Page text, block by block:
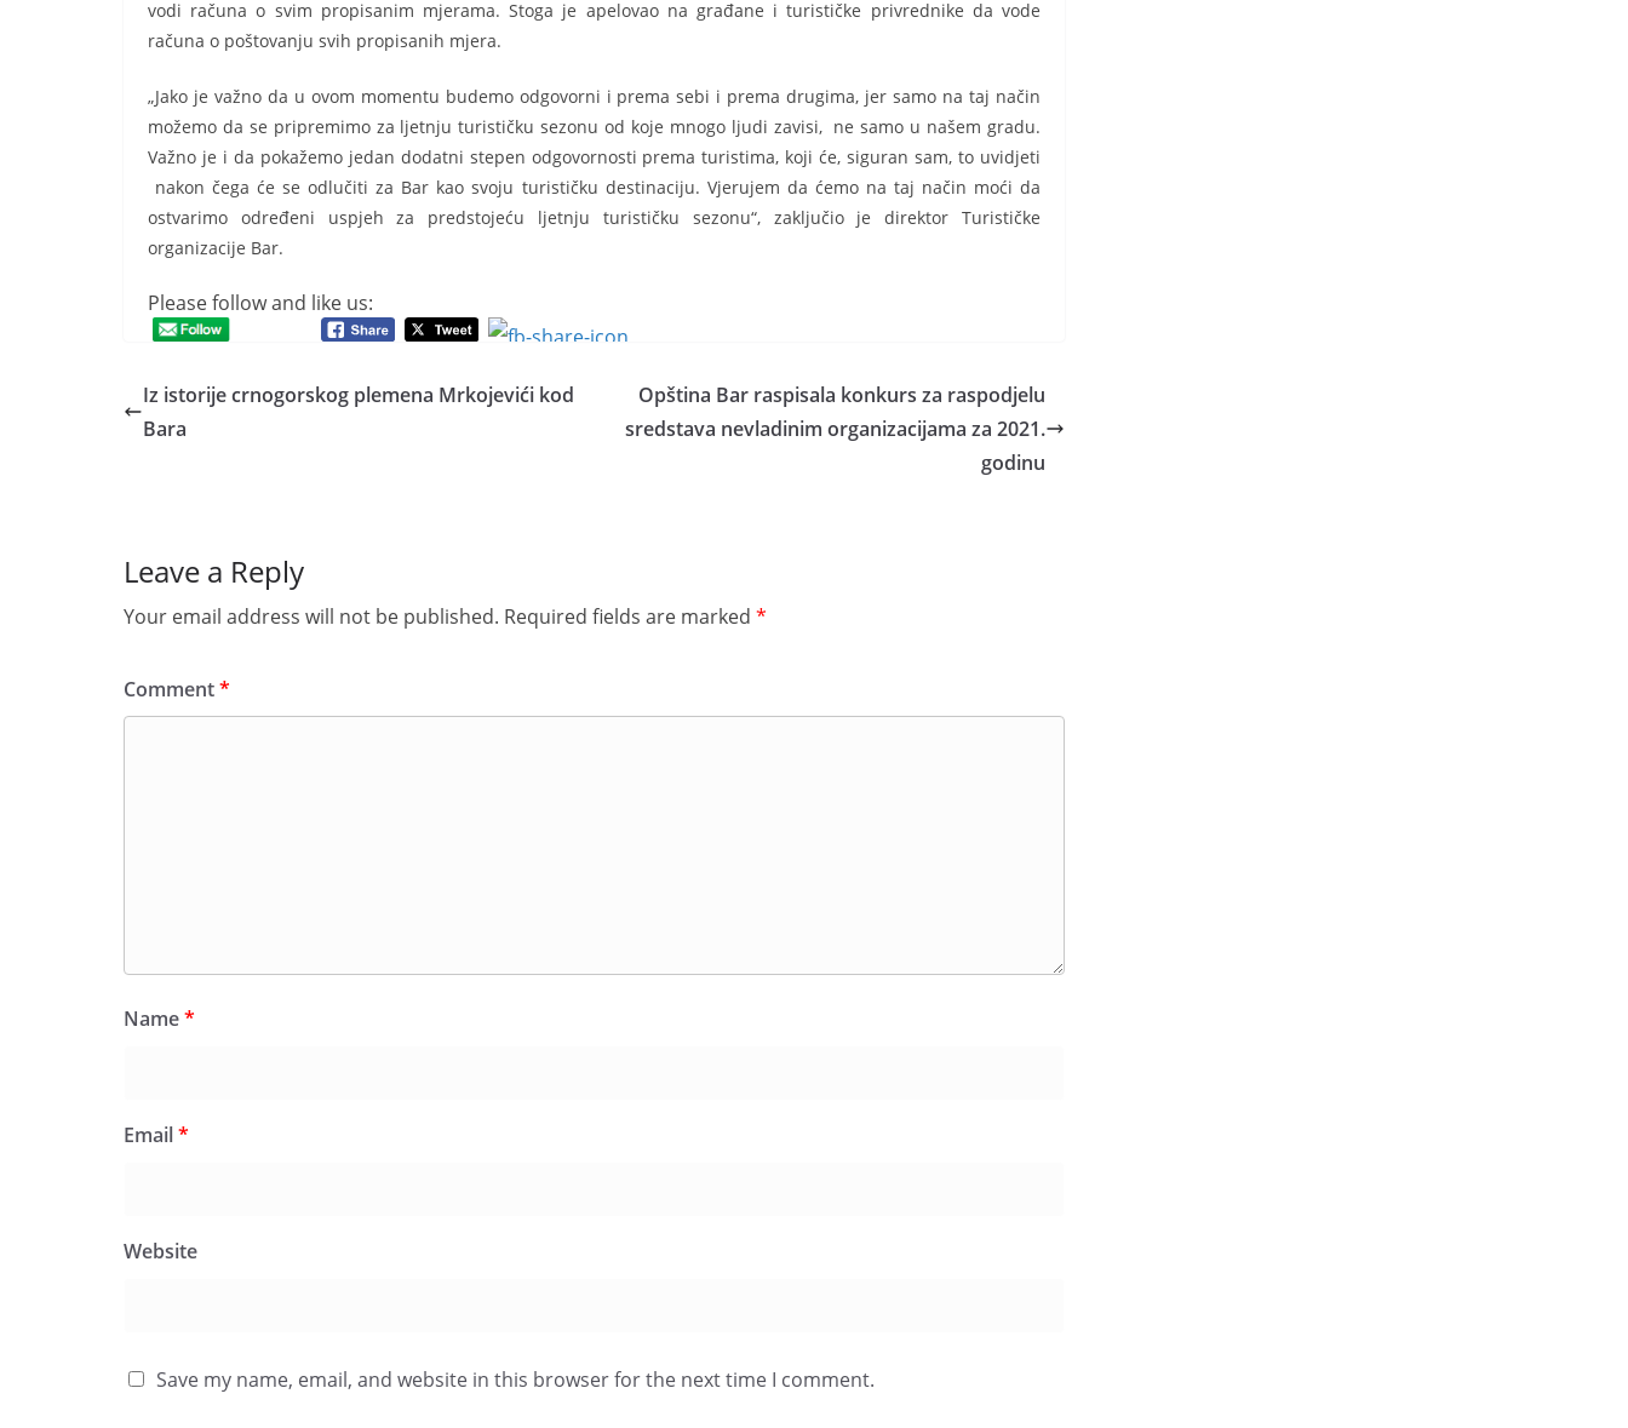
vodi računa o svim propisanim mjerama. Stoga je apelovao na građane i turističke privrednike da vode
računa o poštovanju svih propisanih mjera.
„Jako je važno da u ovom momentu budemo odgovorni i prema sebi i prema drugima, jer samo na taj način
možemo da se pripremimo za ljetnju turističku sezonu od koje mnogo ljudi zavisi, ne samo u našem gradu.
Važno je i da pokažemo jedan dodatni stepen odgovornosti prema turistima, koji će, siguran sam, to uvidjeti
nakon čega će se odlučiti za Bar kao svoju turističku destinaciju. Vjerujem da ćemo na taj način moći da
ostvarimo određeni uspjeh za predstojeću ljetnju turističku sezonu“, zaključio je direktor Turističke
organizacije Bar.
Please follow and like us:
Iz istorije crnogorskog plemena Mrkojevići kod
Bara
Opština Bar raspisala konkurs za raspodjelu
sredstava nevladinim organizacijama za 2021.
godinu
Leave a Reply
Your email address will not be published. Required fields are marked *
Comment*
Name*
Email*
Website
Save my name, email, and website in this browser for the next time I comment.